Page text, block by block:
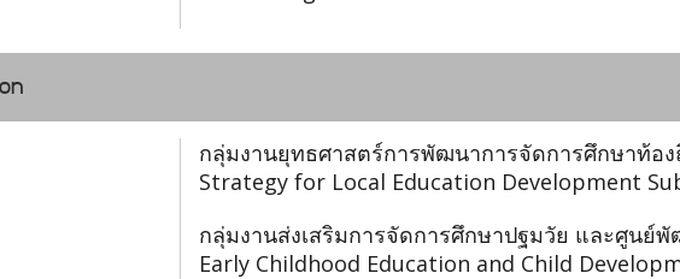
กลุ่มงานยุทธศาสตร์การพัฒนาการจัดการศึกษาท้อ
Strategy for Local Education Development
กลุ่มงานส่งเสริมการจัดการศึกษาปฐมวัย และศูนย์พั
Early Childhood Education and Child